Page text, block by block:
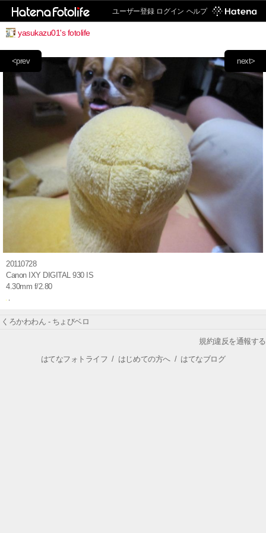
ユーザー登録 ログイン ヘルプ
yasukazu01's fotolife
next>
<prev
20110728
Canon IXY DIGITAL 930 IS
4.30mm f/2.80
くろかわわん - ちょびベロ
規約違反を通報する
はてなフォトライフ / はじめての方へ/ はてなブログ